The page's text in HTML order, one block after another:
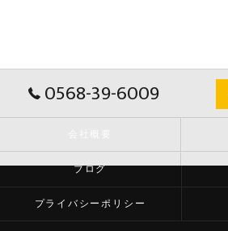
0568-39-6009
ブログ
プライバシーポリシー